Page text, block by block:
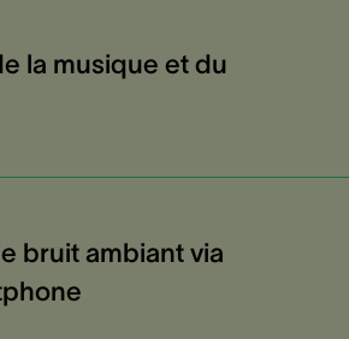
la musique et du
bruit ambiant via